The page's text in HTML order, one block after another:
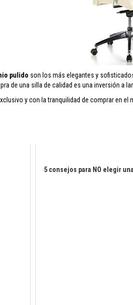
pulido son los más elegantes y
de una silla de calidad es una inversión a
y con la tranquilidad de comprar en el
5 consejos para NO elegir